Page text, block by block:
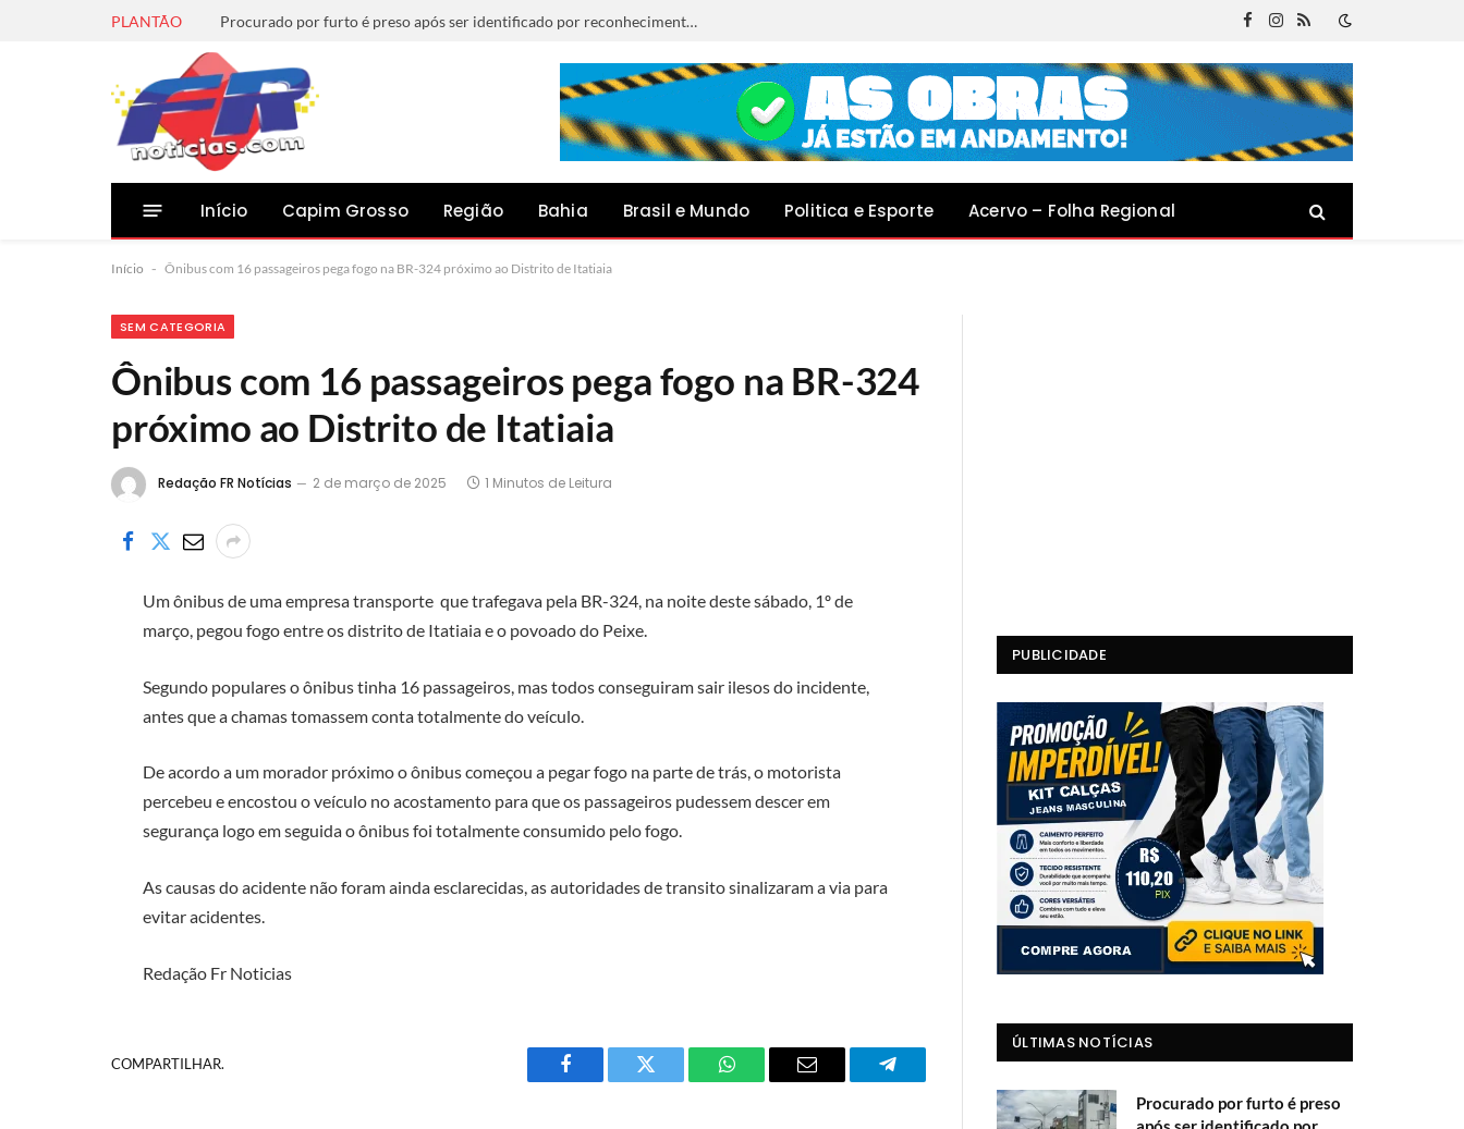
PLANTÃO Procurado por furto é preso após ser identificado por reconhecimento facial em Capim Grosso
Facebook
Instagram
RSS
Início Capim Grosso Região Bahia Brasil e Mundo Politica e Esporte Acervo – Folha Regional
Início - Ônibus com 16 passageiros pega fogo na BR-324 próximo ao Distrito de Itatiaia
SEM CATEGORIA
Ônibus com 16 passageiros pega fogo na BR-324
próximo ao Distrito de Itatiaia
Redação FR Notícias 2 de março de 2025 1 Minutos de Leitura
Um ônibus de uma empresa transporte que trafegava pela BR-324, na noite deste sábado, 1º de
março, pegou fogo entre os distrito de Itatiaia e o povoado do Peixe.
Segundo populares o ônibus tinha 16 passageiros, mas todos conseguiram sair ilesos do incidente,
antes que a chamas tomassem conta totalmente do veículo.
De acordo a um morador próximo o ônibus começou a pegar fogo na parte de trás, o motorista
percebeu e encostou o veículo no acostamento para que os passageiros pudessem descer em
segurança logo em seguida o ônibus foi totalmente consumido pelo fogo.
As causas do acidente não foram ainda esclarecidas, as autoridades de transito sinalizaram a via para
evitar acidentes.
Redação Fr Noticias
COMPARTILHAR.
Facebook Twitter
O
E-
Telegrama
PUBLICIDADE
ÚLTIMAS NOTÍCIAS
Procurado por furto é preso